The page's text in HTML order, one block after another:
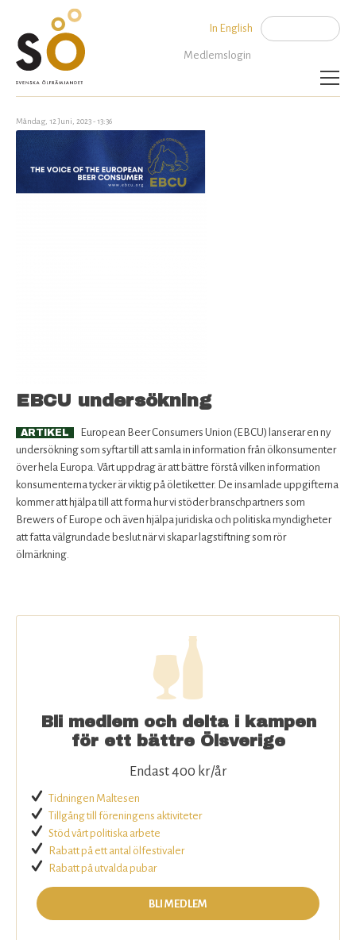
Sök
In English
Medlemslogin
Aktuellt
Artiklar
SÖ Rekommenderar
Bli medlem
Om SÖ
Kontakta oss
Måndag, 12 Juni, 2023 - 13:36
EBCU undersökning
ARTIKEL
European Beer Consumers Union (EBCU) lanserar en ny
undersökning som syftar till att samla in information från ölkonsumenter
över hela Europa. Vårt uppdrag är att bättre förstå vilken information
konsumenterna tycker är viktig på öletiketter. De insamlade uppgifterna
kommer att hjälpa till att forma hur vi stöder branschpartners som
Brewers of Europe och även hjälpa juridiska och politiska myndigheter
att fatta välgrundade beslut när vi skapar lagstiftning som rör
ölmärkning.
Bli medlem och delta i kampen
för ett bättre Ölsverige
Endast 400 kr/år
Tidningen Maltesen
Tillgång till föreningens aktiviteter
Stöd vårt politiska arbete
Rabatt på ett antal ölfestivaler
Rabatt på utvalda pubar
BLI MEDLEM